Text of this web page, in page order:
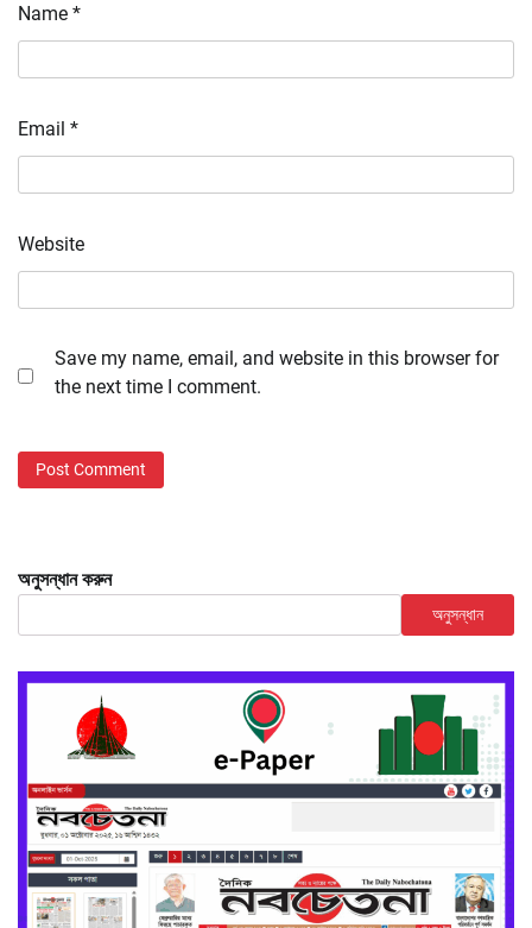
Name *
Email *
Website
Save my name, email, and website in this browser for
the next time I comment.
অনুসন্ধান করুন
অনুসন্ধান